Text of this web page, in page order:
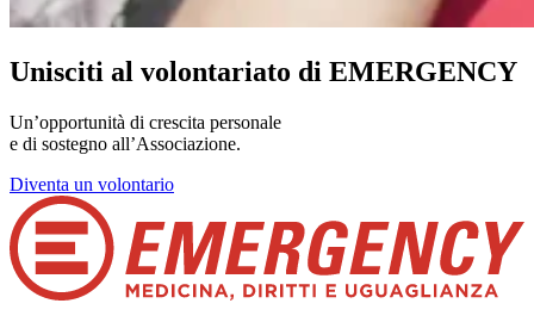
Unisciti al volontariato di EMERGENCY
Un’opportunità di crescita personale
e di sostegno all’Associazione.
Diventa un volontario